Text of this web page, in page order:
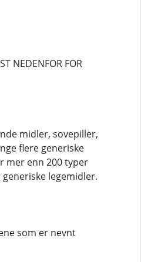
NEDENFOR FOR
midler, sovepiller,
flere generiske
mer enn 200 typer
legemidler.
som er nevnt